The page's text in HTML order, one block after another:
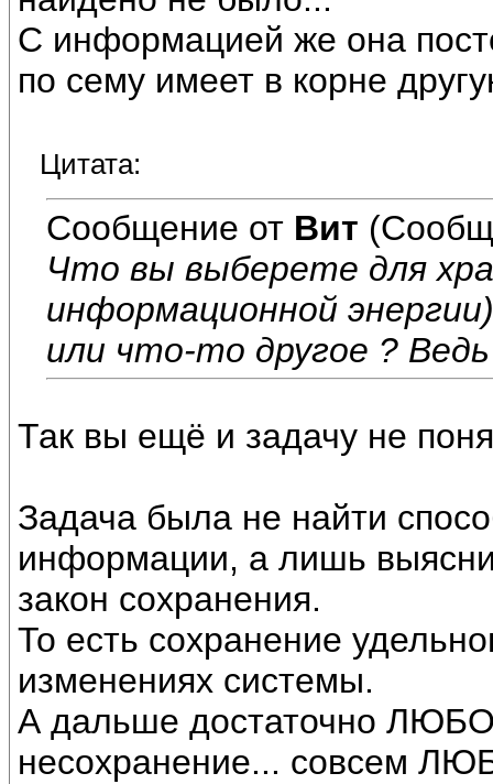
С информацией же она
по сему имеет в корне
Цитата:
Сообщение от Вит
Что вы выберете для
информационной
или что-то другое ?
Так вы ещё и задачу не
Задача была не найти
информации, а лишь
закон сохранения.
То есть сохранение
изменениях системы.
А дальше достаточно
несохранение... совсем